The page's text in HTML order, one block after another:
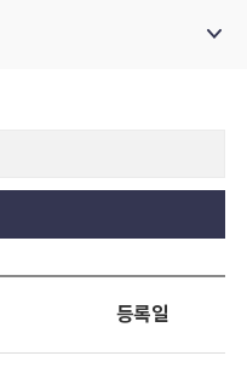
등록일